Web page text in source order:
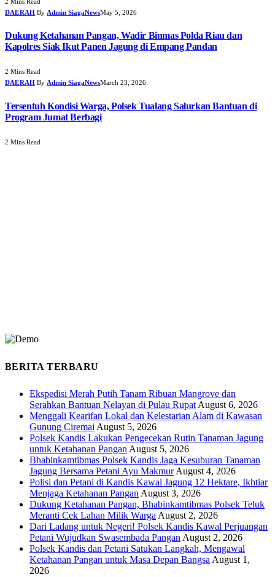
DAERAH By Admin SiagaNewsMay 5, 2026
Dukung Ketahanan Pangan, Wadir Binmas Polda Riau dan
Kapolres Siak Ikut Panen Jagung di Empang Pandan
2 Mins Read
DAERAH By Admin SiagaNewsMarch 23, 2026
Tersentuh Kondisi Warga, Polsek Tualang Salurkan Bantuan di
Program Jumat Berbagi
2 Mins Read
BERITA TERBARU
Ekspedisi Merah Putih Tanam Ribuan Mangrove dan
Serahkan Bantuan Nelayan di Pulau Rupat August 6, 2026
Menggali Kearifan Lokal dan Kelestarian Alam di Kawasan
Gunung Ciremai August 5, 2026
Polsek Kandis Lakukan Pengecekan Rutin Tanaman Jagung
untuk Ketahanan Pangan August 5, 2026
Bhabinkamtibmas Polsek Kandis Jaga Kesuburan Tanaman
Jagung Bersama Petani Ayu Makmur August 4, 2026
Polisi dan Petani di Kandis Kawal Jagung 12 Hektare, Ikhtiar
Menjaga Ketahanan Pangan August 3, 2026
Dukung Ketahanan Pangan, Bhabinkamtibmas Polsek Teluk
Meranti Cek Lahan Milik Warga August 2, 2026
Dari Ladang untuk Negeri! Polsek Kandis Kawal Perjuangan
Petani Wujudkan Swasembada Pangan August 2, 2026
Polsek Kandis dan Petani Satukan Langkah, Mengawal
Ketahanan Pangan untuk Masa Depan Bangsa August 1,
2026